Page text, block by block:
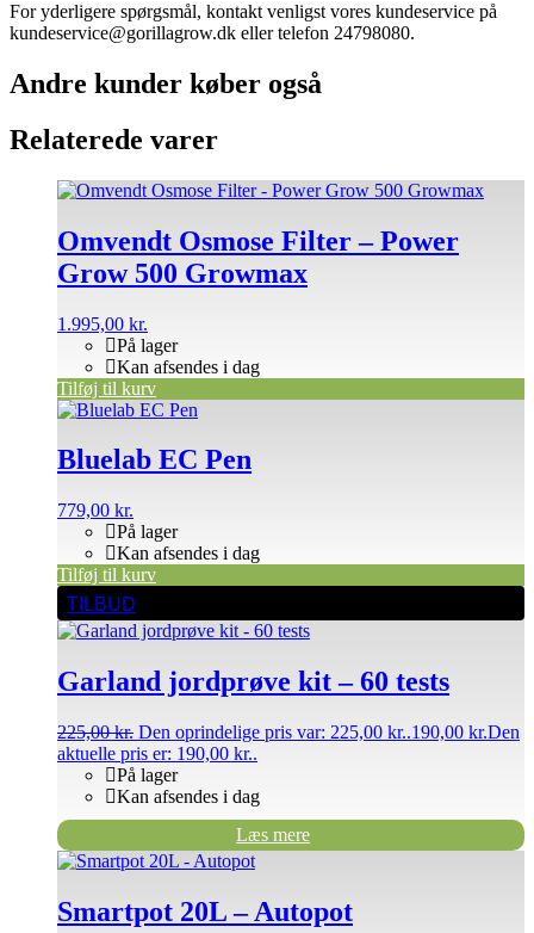
For yderligere spørgsmål, kontakt venligst vores kundeservice på
kundeservice@gorillagrow.dk eller telefon 24798080.
Andre kunder køber også
Relaterede varer
Omvendt Osmose Filter – Power
Grow 500 Growmax
1.995,00 kr.
På lager
Kan afsendes i dag
Tilføj til kurv
Bluelab EC Pen
779,00 kr.
På lager
Kan afsendes i dag
Tilføj til kurv
TILBUD
Garland jordprøve kit – 60 tests
225,00kr. Den oprindelige pris var: 225,00 kr..190,00 kr.Den
aktuelle pris er: 190,00 kr..
På lager
Kan afsendes i dag
Læs mere
Smartpot 20L – Autopot